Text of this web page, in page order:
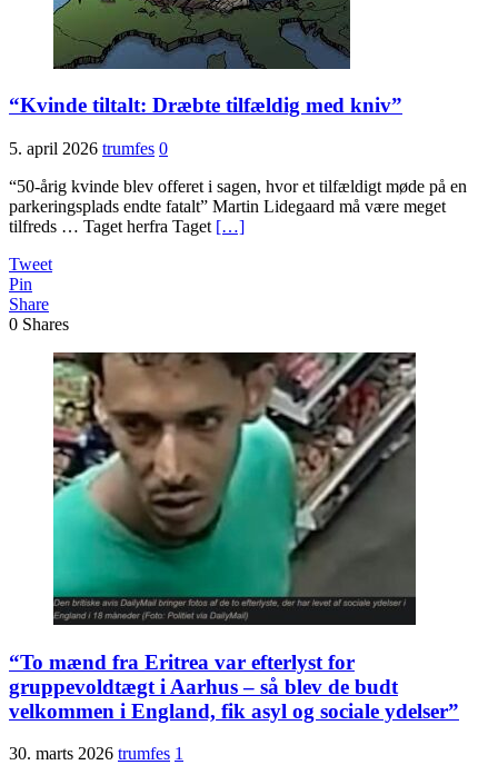
“Kvinde tiltalt: Dræbte tilfældig med kniv”
5. april 2026 trumfes 0
“50-årig kvinde blev offeret i sagen, hvor et tilfældigt møde på en
parkeringsplads endte fatalt” Martin Lidegaard må være meget
tilfreds … Taget herfra Taget […]
Tweet
Pin
Share
0 Shares
“To mænd fra Eritrea var efterlyst for
gruppevoldtægt i Aarhus – så blev de budt
velkommen i England, fik asyl og sociale ydelser”
30. marts 2026 trumfes 1